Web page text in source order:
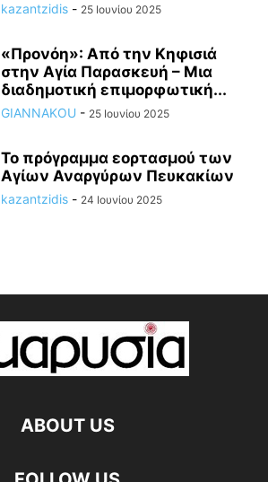
kazantzidis - 25 Ιουνίου 2025
«Προνόη»: Από την Κηφισιά
στην Αγία Παρασκευή – Μια
διαδημοτική επιμορφωτική...
GIANNAKOU - 25 Ιουνίου 2025
To πρόγραμμα εορτασμού των
Αγίων Αναργύρων Πευκακίων
kazantzidis - 24 Ιουνίου 2025
ABOUT US